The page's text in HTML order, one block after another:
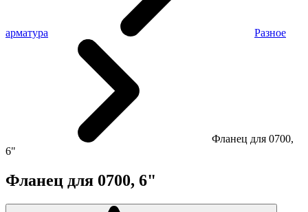
арматура Разное
Фланец для 0700,
6"
Фланец для 0700, 6"